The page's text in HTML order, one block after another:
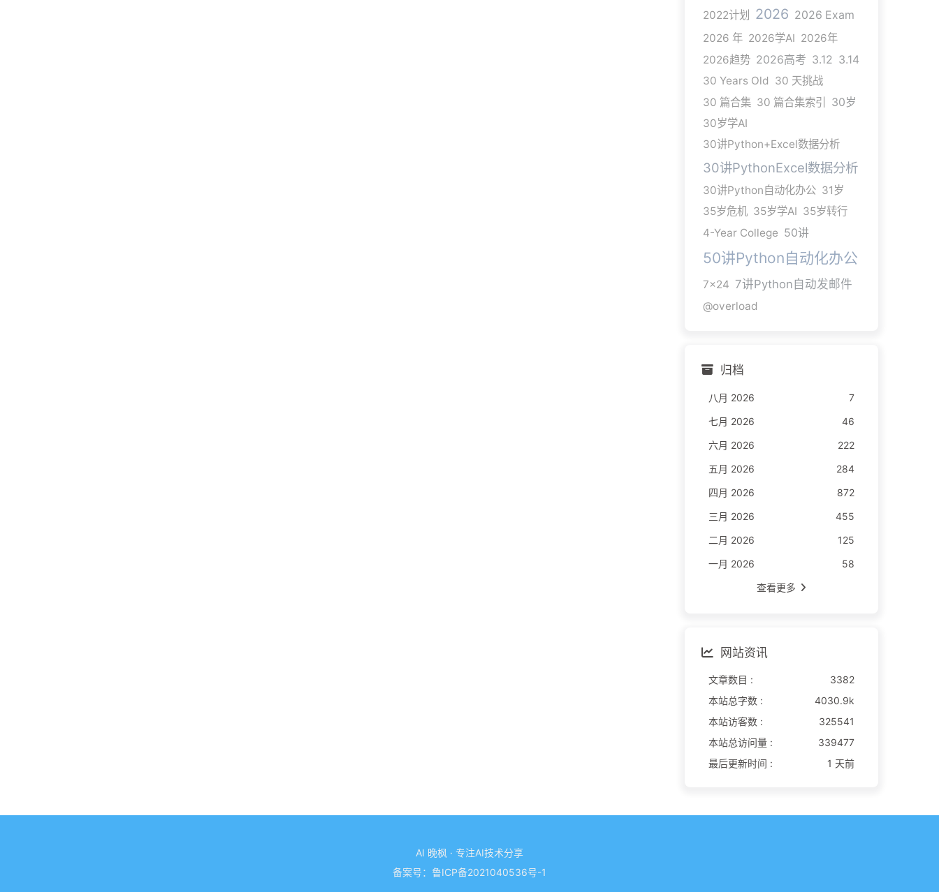
2022计划 2026 2026 Exam
2026 年 2026学AI 2026年
2026趋势 2026高考 3.12 3.14
30 Years Old 30 天挑战
30 篇合集 30 篇合集索引
30岁
30岁学AI
30讲Python+Excel数据分析
30讲PythonExcel数据分析
30讲Python自动化办公 31岁
35岁危机 35岁学AI 35岁转行
4-Year College 50讲
50讲Python自动化办公
7x24 7讲Python自动发邮件
@overload
归档
八月 2026
7
七月 2026
46
六月 2026
222
五月 2026
284
四月 2026
872
三月 2026
455
二月 2026
125
一月 2026
58
查看更多
网站资讯
文章数目 :
3382
本站总字数 :
4030.9k
本站访客数 :
325541
本站总访问量 :
339477
最后更新时间 :
1 天前
AI 晚枫 · 专注AI技术分享
备案号： 鲁ICP备2021040536号-1